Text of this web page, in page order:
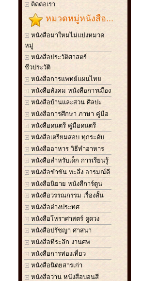
ติดต่อเรา
หมวดหมู่หนังสือ...
หนังสือมาใหม่ไม่แบ่งหมวด
หมู่
หนังสือประวัติศาสตร์
ชีวประวัติ
หนังสือการแพทย์แผนไทย
หนังสือสังคม หนังสือการเมือง
หนังสือบ้านและสวน ศิลปะ
หนังสือการศึกษา ภาษา คู่มือ
หนังสือดนตรี คู่มือดนตรี
หนังสือเตรียมสอบ ทุกระดับ
หนังสืออาหาร วิธีทำอาหาร
หนังสือสำหรับเด็ก การเรียนรู้
หนังสือขำขัน ทะลึ่ง อารมณ์ดี
หนังสือนิยาย หนังสืการ์ตูน
หนังสือวรรณกรรม เรื่องสั้น
หนังสือต่างประทศ
หนังสือโหราศาสตร์ ดูดวง
หนังสือปรัชญา ศาสนา
หนังสือที่ระลึก งานศพ
หนังสือการท่องเที่ยว
หนังสือนิตยสารเก่า
หนังสือว่าน หนังสือบอนสี